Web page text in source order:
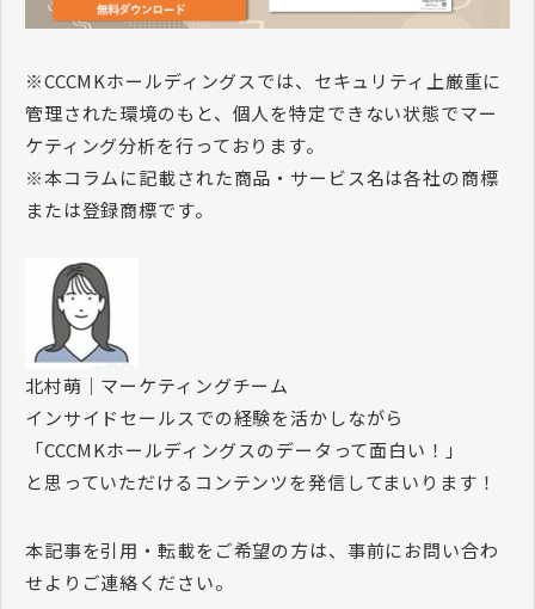
※CCCMKホールディングスでは、セキュリティ上厳重に
管理された環境のもと、個人を特定できない状態でマー
ケティング分析を行っております。
※本コラムに記載された商品・サービス名は各社の商標
または登録商標です。
北村萌｜マーケティングチーム
インサイドセールスでの経験を活かしながら
「CCCMKホールディングスのデータって面白い！」
と思っていただけるコンテンツを発信してまいります！
本記事を引用・転載をご希望の方は、事前にお問い合わ
せよりご連絡ください。